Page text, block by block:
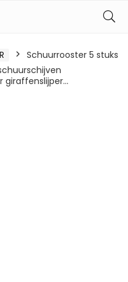
Schuurrooster 5 stuks
giraffenslijper…